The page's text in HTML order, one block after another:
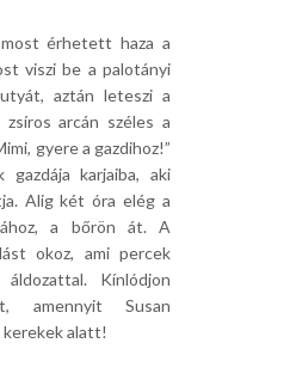
érhetett haza a
viszi be a palotányi
aztán leteszi a
arcán széles a
gyere a gazdihoz!”
karjaiba, aki
Alig két óra elég a
a bőrön át. A
okoz, ami percek
Kínlódjon
amennyit Susan
alatt!